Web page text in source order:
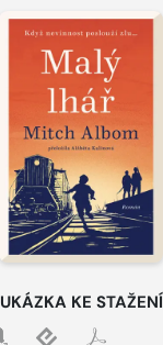
UKÁZKA KE STAŽENÍ